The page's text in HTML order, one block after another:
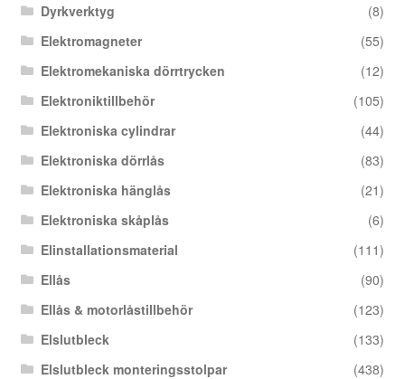
Dyrkverktyg
(8)
Elektromagneter
(55)
Elektromekaniska dörrtrycken
(12)
Elektroniktillbehör
(105)
Elektroniska cylindrar
(44)
Elektroniska dörrlås
(83)
Elektroniska hänglås
(21)
Elektroniska skåplås
(6)
Elinstallationsmaterial
(111)
Ellås
(90)
Ellås & motorlåstillbehör
(123)
Elslutbleck
(133)
Elslutbleck monteringsstolpar
(438)